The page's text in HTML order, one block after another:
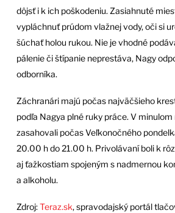
dôjsť i k ich poškodeniu. Zasiahnuté
vypláchnuť prúdom vlažnej vody, oči si
šúchať holou rukou. Nie je vhodné
pálenie či štípanie neprestáva, Nagy
odborníka.
Záchranári majú počas najväčšieho
podľa Nagya plné ruky práce. V
zasahovali počas Veľkonočného
20.00 h do 21.00 h. Privolávaní boli k
aj ťažkostiam spojeným s nadmernou
a alkoholu.
Zdroj:Teraz.sk, spravodajský portál